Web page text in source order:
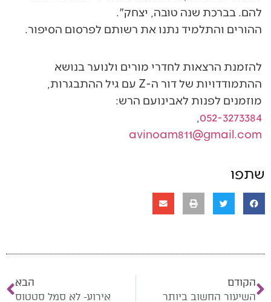
להם. בברכת שנה טובה, יצחק".
ההורים והתלמיד נתנו את רשותם לפרסום הסיפור.
להזמנת הרצאות לחדרי מורים ולנוער בנושא
ההתמודדויות של דור ה-Z עם גיל ההתבגרות,
מוזמנים לפנות לאבינועם הרש:
052-3273384
avinoam811@gmail.com
שתפו
הקודם
השיעור החשוב ביותר
הבא
אירוע- לא סמל סטטוס